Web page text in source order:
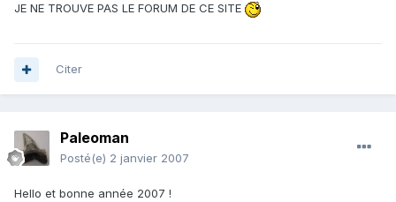
JE NE TROUVE PAS LE FORUM DE CE SITE
Citer
Paleoman
Posté(e) 2 janvier 2007
Hello et bonne année 2007 !